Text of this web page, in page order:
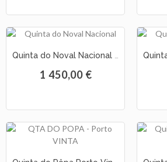
1 450,00 €